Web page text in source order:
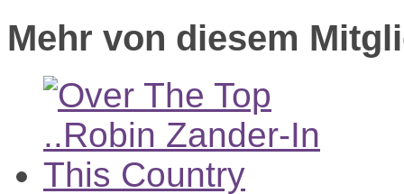
Mehr von diesem